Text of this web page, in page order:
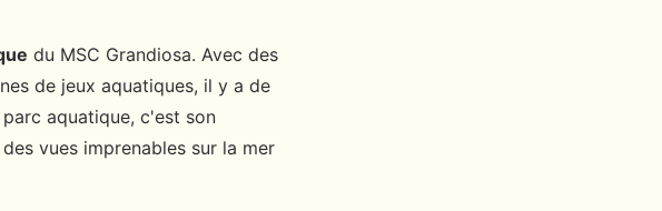
du MSC Grandiosa. Avec des
de jeux aquatiques, il y a de
aquatique, c'est son
vues imprenables sur la mer